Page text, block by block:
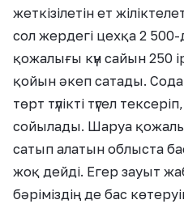
жеткізілетін ет
сол жердегі цехқа 2
қожалығы күн сайын 250
қойын әкеп сатады.
төрт түлікті түгел
сойылады. Шаруа
сатып алатын облыста
жоқ дейді. Егер зауыт
бәріміздің де бас